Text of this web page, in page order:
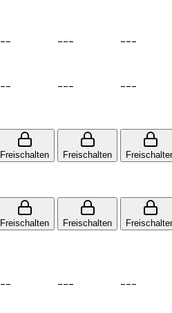
-- --- ---
-- --- ---
Freischalten Freischalten
Freischalten Freischalten
-- --- ---